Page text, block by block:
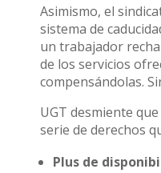
Asimismo, el
sistema de
un trabajador
de los servicios
compensándolas.
UGT desmiente
serie de derechos
Plus de